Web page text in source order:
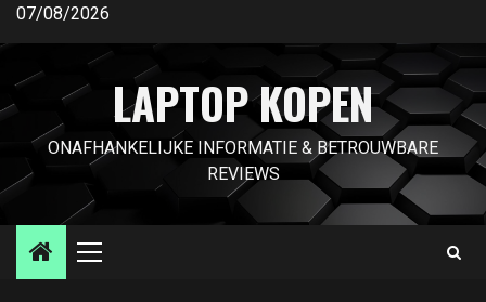
Ga
inhoud
07/08/2026
LAPTOP KOPEN
ONAFHANKELIJKE INFORMATIE & BETROUWBARE
REVIEWS
Primair